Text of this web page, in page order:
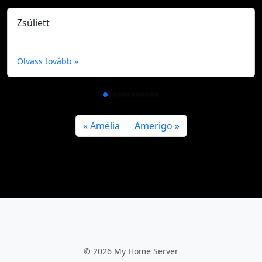
Zsüliett
Olvass tovább »
Amélia Amerigo
© 2026 My Home Server